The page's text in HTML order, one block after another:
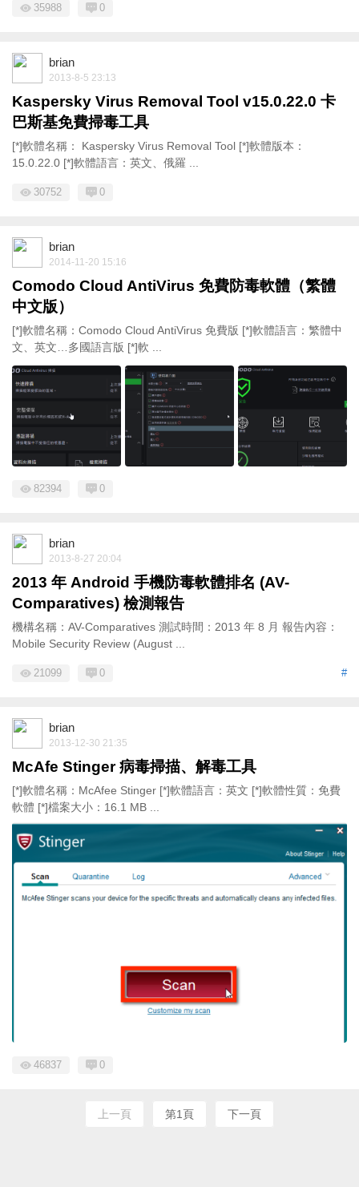
35988 0
brian
2013-8-5 23:13
Kaspersky Virus Removal Tool v15.0.22.0 卡
巴斯基免費掃毒工具
[*]軟體名稱： Kaspersky Virus Removal Tool [*]軟體版本：
15.0.22.0 [*]軟體語言：英文、俄羅 ...
30752 0
brian
2014-11-20 15:16
Comodo Cloud AntiVirus 免費防毒軟體（繁體
中文版）
[*]軟體名稱：Comodo Cloud AntiVirus 免費版 [*]軟體語言：繁體中
文、英文…多國語言版 [*]軟 ...
82394 0
brian
2013-8-27 20:04
2013 年 Android 手機防毒軟體排名 (AV-
Comparatives) 檢測報告
機構名稱：AV-Comparatives 測試時間：2013 年 8 月 報告內容：
Mobile Security Review (August ...
#
21099 0
brian
2013-12-30 21:35
McAfe Stinger 病毒掃描、解毒工具
[*]軟體名稱：McAfee Stinger [*]軟體語言：英文 [*]軟體性質：免費
軟體 [*]檔案大小：16.1 MB ...
46837 0
上一頁 第1頁 下一頁